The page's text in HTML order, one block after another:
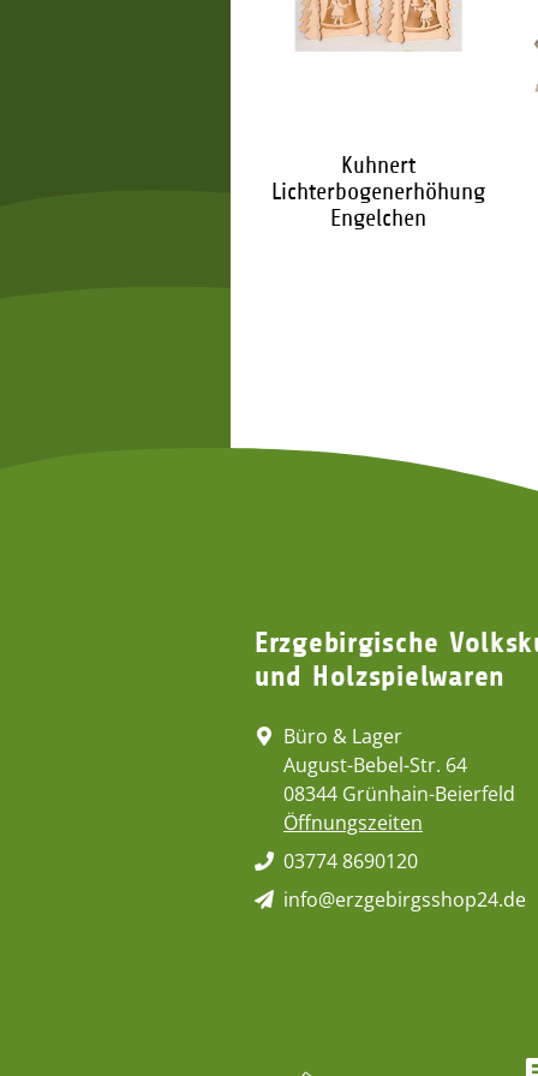
Kuhnert
Lichterbogenerhöhung
Engelchen
Erzgebirgische
und Holzspielwaren
Büro & Lager
August-Bebel-Str. 64
08344 Grünhain-Beierfeld
Öffnungszeiten
03774 8690120
info@erzgebirgsshop24.de